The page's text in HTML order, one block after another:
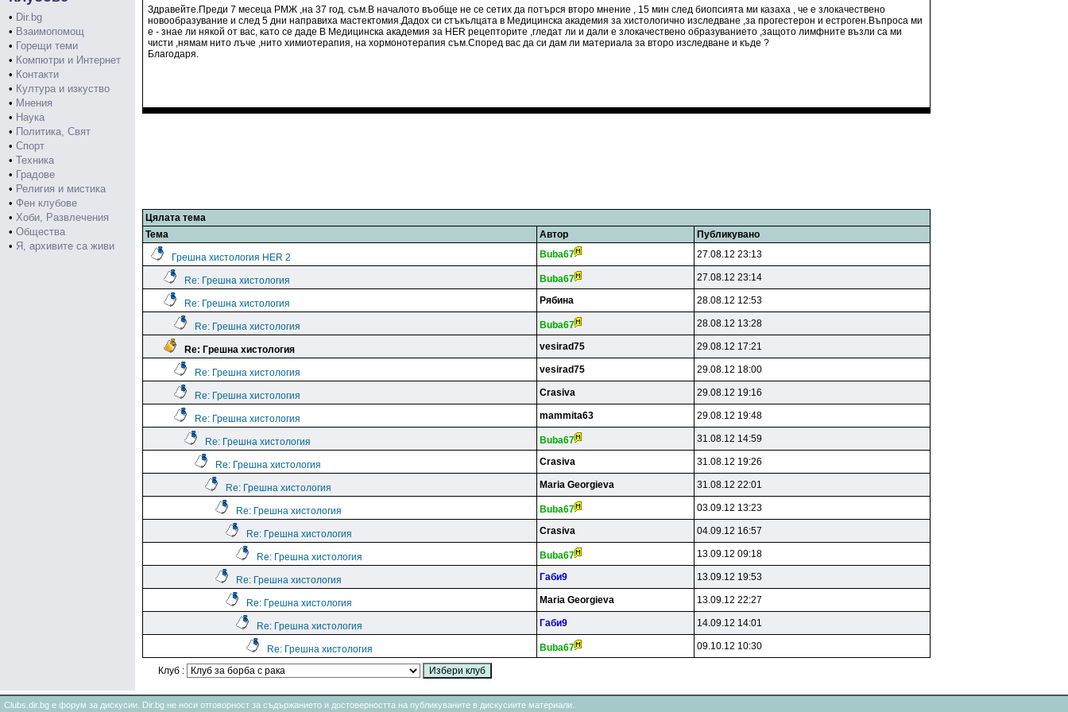
• Dir.bg
• Взаимопомощ
• Горещи теми
• Компютри и Интернет
• Контакти
• Култура и изкуство
• Мнения
• Наука
• Политика, Свят
• Спорт
• Техника
• Градове
• Религия и мистика
• Фен клубове
• Хоби, Развлечения
• Общества
• Я, архивите са живи
Здравейте.Преди 7 месеца РМЖ ,на 37 год. съм.В началото въобще не се сетих да потърся второ мнение , 15 мин след биопсията ми казаха , че е злокачествено
новообразувание и след 5 дни направиха мастектомия.Дадох си стъкълцата в Медицинска академия за хистологично изследване ,за прогестерон и естроген.Въпроса ми
е - знае ли някой от вас, като се даде В Медицинска академия за HER рецепторите ,гледат ли и дали е злокачествено образуванието ,защото лимфните възли са ми
чисти ,нямам нито лъче ,нито химиотерапия, на хормонотерапия съм.Според вас да си дам ли материала за второ изследване и къде ?
Благодаря.
Цялата тема
Тема
Автор Публикувано
Грешна хистология HER 2 Buba67 27.08.12 23:13
Re: Грешна хистология Buba67 27.08.12 23:14
Re: Грешна хистология Рябина 28.08.12 12:53
Re: Грешна хистология Buba67 28.08.12 13:28
Re: Грешна хистология vesirad75 29.08.12 17:21
Re: Грешна хистология vesirad75 29.08.12 18:00
Re: Грешна хистология Crasiva 29.08.12 19:16
Re: Грешна хистология mammita63 29.08.12 19:48
Re: Грешна хистология Buba67 31.08.12 14:59
Re: Грешна хистология Crasiva 31.08.12 19:26
Re: Грешна хистология Maria Georgieva 31.08.12 22:01
Re: Грешна хистология Buba67 03.09.12 13:23
Re: Грешна хистология Crasiva 04.09.12 16:57
Re: Грешна хистология Buba67 13.09.12 09:18
Re: Грешна хистология Гaби9 13.09.12 19:53
Re: Грешна хистология Maria Georgieva 13.09.12 22:27
Re: Грешна хистология Гaби9 14.09.12 14:01
Re: Грешна хистология Buba67 09.10.12 10:30
Клуб :
Clubs.dir.bg е форум за дискусии. Dir.bg не носи отговорност за съдържанието и достоверността на публикуваните в дискусиите материали.